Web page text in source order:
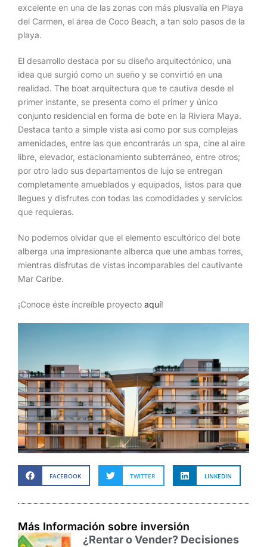
excelente en una de las zonas con más plusvalía en Playa
del Carmen, el área de Coco Beach, a tan solo pasos de la
playa.
El desarrollo destaca por su diseño arquitectónico, una
idea que surgió como un sueño y se convirtió en una
realidad. The boat arquitectura que te cautiva desde el
primer instante, se presenta como el primer y único
conjunto residencial en forma de bote en la Riviera Maya.
Destaca tanto a simple vista así como por sus complejas
amenidades, entre las que encontrarás un spa, cine al aire
libre, elevador, estacionamiento subterráneo, entre otros;
por otro lado sus departamentos de lujo se entregan
completamente amueblados y equipados, listos para que
llegues y disfrutes con todas las comodidades y servicios
que requieras.
No podemos olvidar que el elemento escultórico del bote
alberga una impresionante alberca que une ambas torres,
mientras disfrutas de vistas incomparables del cautivante
Mar Caribe.
¡Conoce éste increíble proyecto aquí!
FACEBOOK TWITTER LINKEDIN
Más Información sobre inversión
¿Rentar o Vender? Decisiones